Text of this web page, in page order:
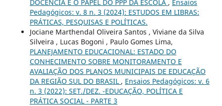
DOCÊNCIA E O PAPEL DO PPP DA ESCOLA , Ensaios
Pedagógicos: v. 8 n. 3 (2024): ESTUDOS EM LIBRAS:
PRÁTICAS, PESQUISAS E POLÍTICAS.
Jociane Marthendal Oliveira Santos , Viviane da Silva
Silveira , Lucas Bogoni , Paulo Gomes Lima,
PLANEJAMENTO EDUCACIONAL: ESTADO DO
CONHECIMENTO SOBRE MONITORAMENTO E
AVALIAÇÃO DOS PLANOS MUNICIPAIS DE EDUCAÇÃO
DA REGIÃO SUL DO BRASIL , Ensaios Pedagógicos: v. 6
n. 3 (2022): SET./DEZ. -EDUCAÇÃO, POLÍTICA E
PRÁTICA SOCIAL - PARTE 3